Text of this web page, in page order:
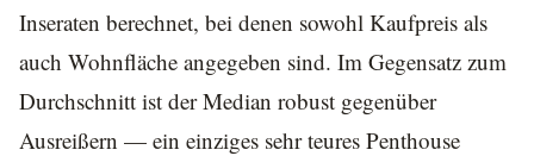
Inseraten berechnet, bei denen sowohl Kaufpreis als
auch Wohnfläche angegeben sind. Im Gegensatz zum
Durchschnitt ist der Median robust gegenüber
Ausreißern — ein einziges sehr teures Penthouse